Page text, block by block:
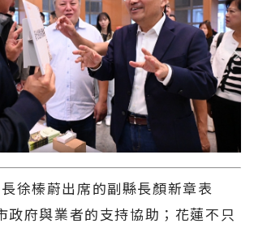
徐榛蔚出席的副縣長顏新章表
政府與業者的支持協助；花蓮不只